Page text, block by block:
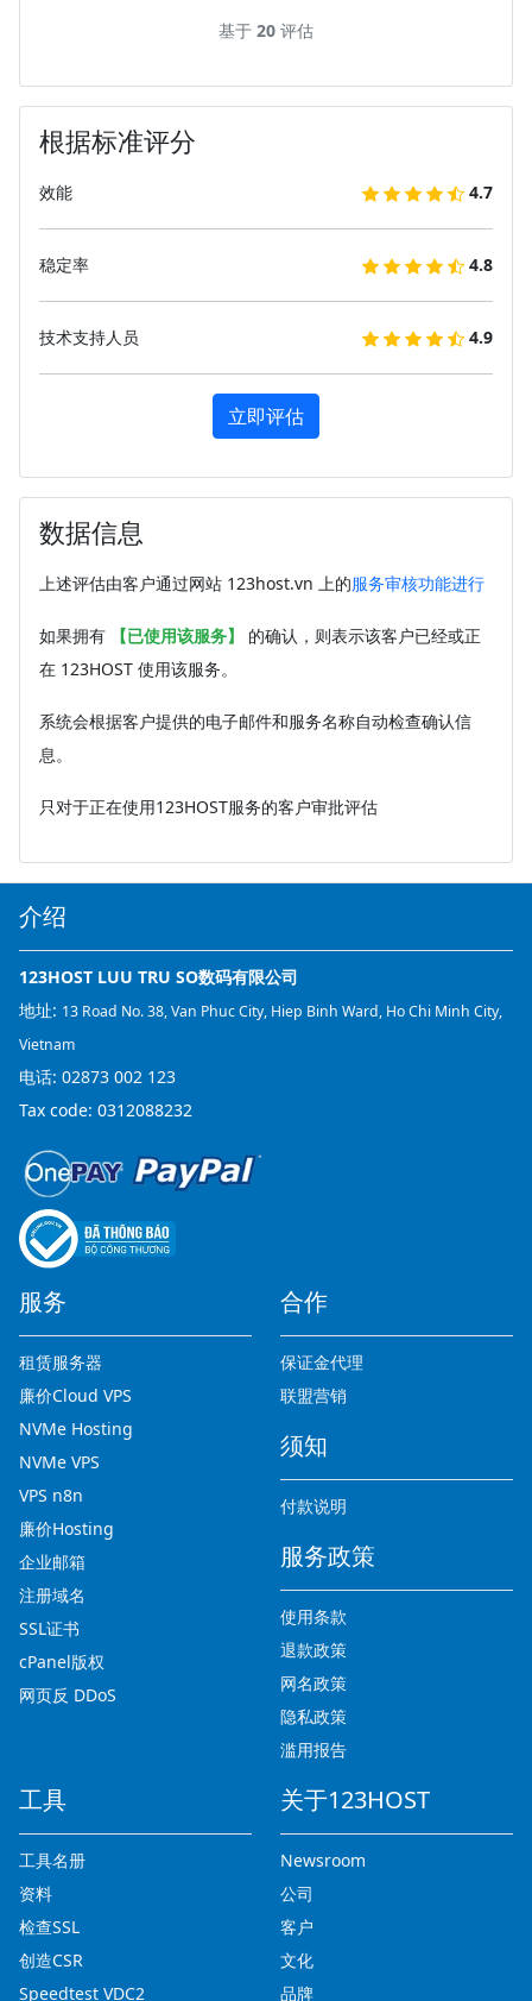
基于 20 评估
根据标准评分
效能 4.7
稳定率 4.8
技术支持人员 4.9
立即评估
数据信息
上述评估由客户通过网站 123host.vn 上的服务审核功能进行
如果拥有 【已使用该服务】
的确认，则表示该客户已经或正
在 123HOST 使用该服务。
系统会根据客户提供的电子邮件和服务名称自动检查确认信
息。
只对于正在使用123HOST服务的客户审批评估
介绍
123HOST LUU TRU SO数码有限公司
地址: 13 Road No. 38, Van Phuc City, Hiep Binh Ward, Ho Chi Minh City,
Vietnam
电话: 02873 002 123
Tax code: 0312088232
服务
租赁服务器
廉价Cloud VPS
NVMe Hosting
NVMe VPS
VPS n8n
廉价Hosting
企业邮箱
注册域名
SSL证书
cPanel版权
网页反 DDoS
合作
保证金代理
联盟营销
须知
付款说明
服务政策
使用条款
退款政策
网名政策
隐私政策
滥用报告
工具
工具名册
资料
检查SSL
创造CSR
Speedtest VDC2
关于123HOST
Newsroom
公司
客户
文化
品牌